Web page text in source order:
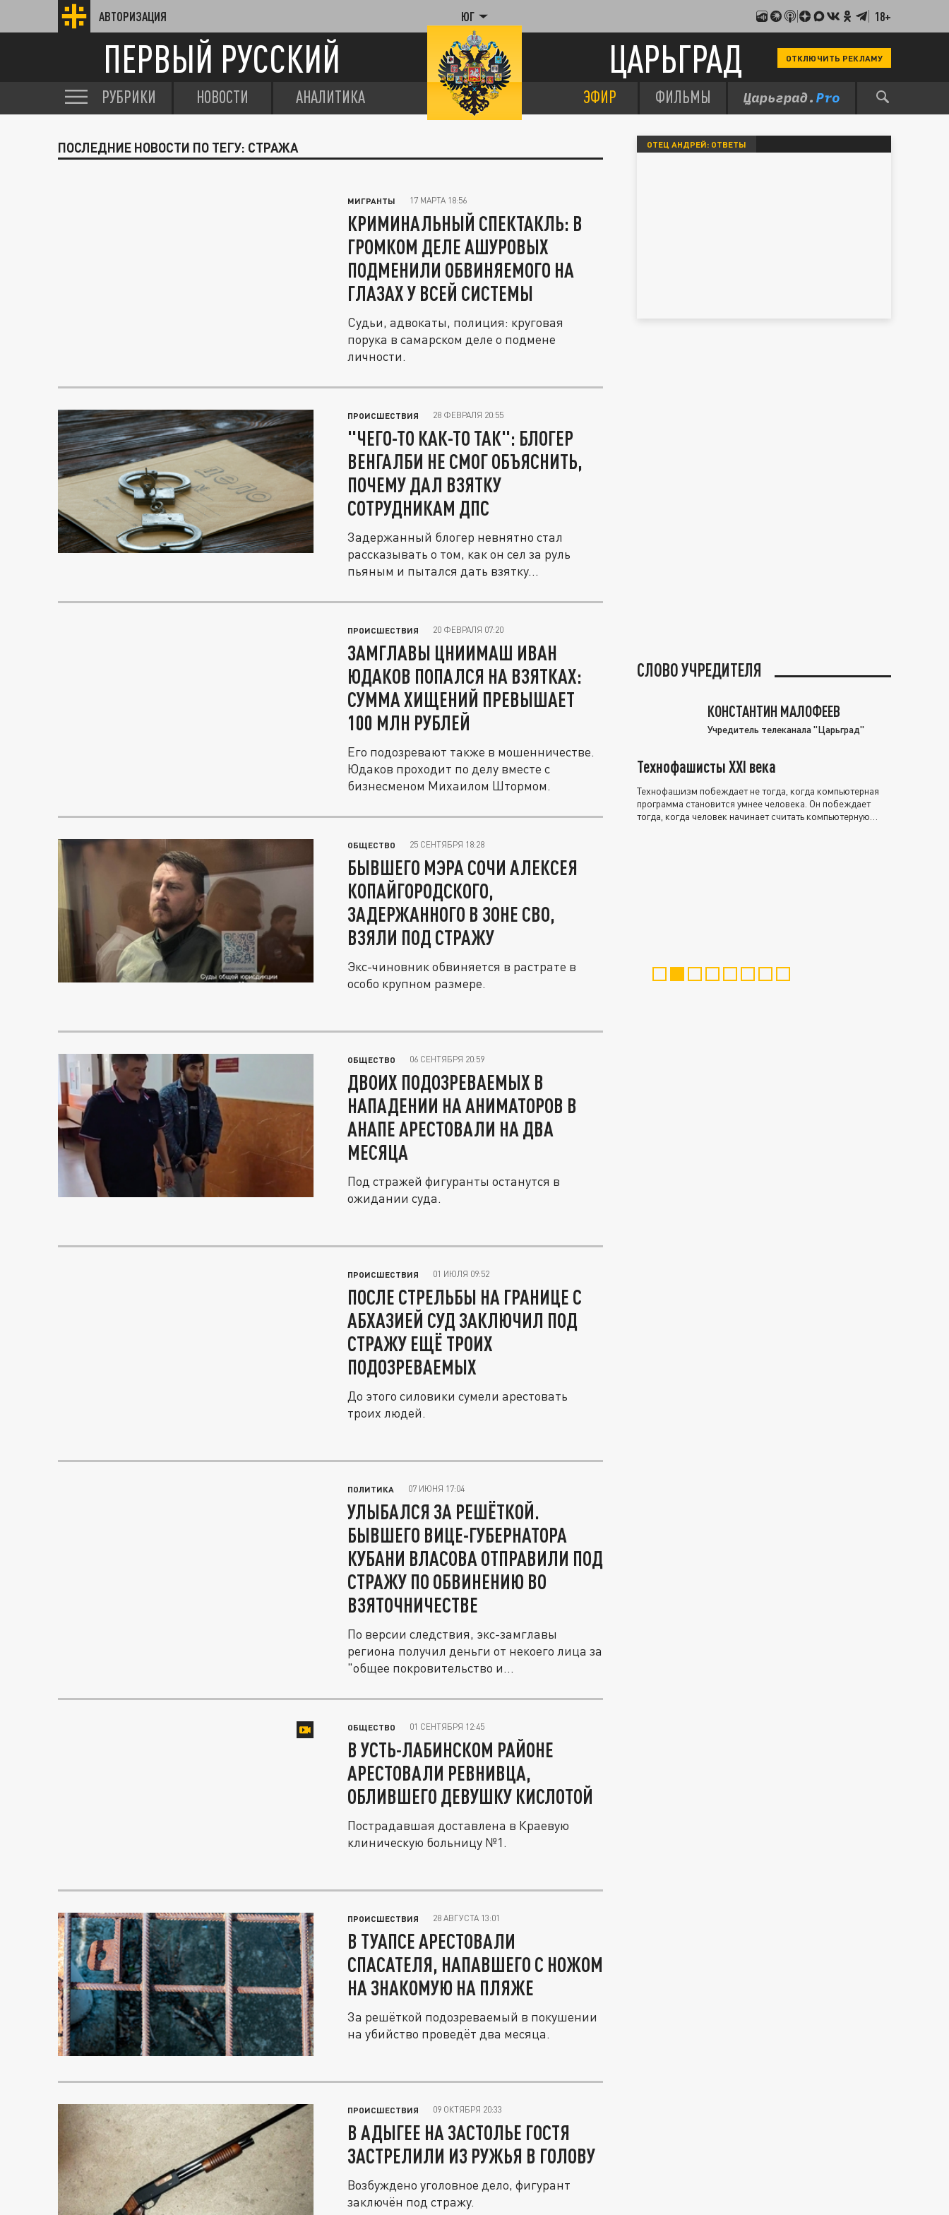
АВТОРИЗАЦИЯ ЮГ 18+
ПЕРВЫЙ РУССКИЙ ЦАРЬГРАД ОТКЛЮЧИТЬ РЕКЛАМУ
РУБРИКИ НОВОСТИ АНАЛИТИКА ЭФИР ФИЛЬМЫ
ПОСЛЕДНИЕ НОВОСТИ ПО ТЕГУ: СТРАЖА
МИГРАНТЫ 17 МАРТА 18:56
КРИМИНАЛЬНЫЙ СПЕКТАКЛЬ: В
ГРОМКОМ ДЕЛЕ АШУРОВЫХ
ПОДМЕНИЛИ ОБВИНЯЕМОГО НА
ГЛАЗАХ У ВСЕЙ СИСТЕМЫ
Судьи, адвокаты, полиция: круговая
порука в самарском деле о подмене
личности.
ПРОИСШЕСТВИЯ 28 ФЕВРАЛЯ 20:55
"ЧЕГО-ТО КАК-ТО ТАК": БЛОГЕР
ВЕНГАЛБИ НЕ СМОГ ОБЪЯСНИТЬ,
ПОЧЕМУ ДАЛ ВЗЯТКУ
СОТРУДНИКАМ ДПС
Задержанный блогер невнятно стал
рассказывать о том, как он сел за руль
пьяным и пытался дать взятку...
ПРОИСШЕСТВИЯ 20 ФЕВРАЛЯ 07:20
ЗАМГЛАВЫ ЦНИИМАШ ИВАН
ЮДАКОВ ПОПАЛСЯ НА ВЗЯТКАХ:
СУММА ХИЩЕНИЙ ПРЕВЫШАЕТ
100 МЛН РУБЛЕЙ
Его подозревают также в мошенничестве.
Юдаков проходит по делу вместе с
бизнесменом Михаилом Штормом.
ОБЩЕСТВО 25 СЕНТЯБРЯ 18:28
БЫВШЕГО МЭРА СОЧИ АЛЕКСЕЯ
КОПАЙГОРОДСКОГО,
ЗАДЕРЖАННОГО В ЗОНЕ СВО,
ВЗЯЛИ ПОД СТРАЖУ
Экс-чиновник обвиняется в растрате в
особо крупном размере.
ОБЩЕСТВО 06 СЕНТЯБРЯ 20:59
ДВОИХ ПОДОЗРЕВАЕМЫХ В
НАПАДЕНИИ НА АНИМАТОРОВ В
АНАПЕ АРЕСТОВАЛИ НА ДВА
МЕСЯЦА
Под стражей фигуранты останутся в
ожидании суда.
ПРОИСШЕСТВИЯ 01 ИЮЛЯ 09:52
ПОСЛЕ СТРЕЛЬБЫ НА ГРАНИЦЕ С
АБХАЗИЕЙ СУД ЗАКЛЮЧИЛ ПОД
СТРАЖУ ЕЩЁ ТРОИХ
ПОДОЗРЕВАЕМЫХ
До этого силовики сумели арестовать
троих людей.
ПОЛИТИКА 07 ИЮНЯ 17:04
УЛЫБАЛСЯ ЗА РЕШЁТКОЙ.
БЫВШЕГО ВИЦЕ-ГУБЕРНАТОРА
КУБАНИ ВЛАСОВА ОТПРАВИЛИ ПОД
СТРАЖУ ПО ОБВИНЕНИЮ ВО
ВЗЯТОЧНИЧЕСТВЕ
По версии следствия, экс-замглавы
региона получил деньги от некоего лица за
"общее покровительство и...
ОБЩЕСТВО 01 СЕНТЯБРЯ 12:45
В УСТЬ-ЛАБИНСКОМ РАЙОНЕ
АРЕСТОВАЛИ РЕВНИВЦА,
ОБЛИВШЕГО ДЕВУШКУ КИСЛОТОЙ
Пострадавшая доставлена в Краевую
клиническую больницу №1.
ПРОИСШЕСТВИЯ 28 АВГУСТА 13:01
В ТУАПСЕ АРЕСТОВАЛИ
СПАСАТЕЛЯ, НАПАВШЕГО С НОЖОМ
НА ЗНАКОМУЮ НА ПЛЯЖЕ
За решёткой подозреваемый в покушении
на убийство проведёт два месяца.
ПРОИСШЕСТВИЯ 09 ОКТЯБРЯ 20:33
В АДЫГЕЕ НА ЗАСТОЛЬЕ ГОСТЯ
ЗАСТРЕЛИЛИ ИЗ РУЖЬЯ В ГОЛОВУ
Возбуждено уголовное дело, фигурант
заключён под стражу.
ОТЕЦ АНДРЕЙ: ОТВЕТЫ
СЛОВО УЧРЕДИТЕЛЯ
КОНСТАНТИН МАЛОФЕЕВ
Учредитель телеканала "Царьград"
Технофашисты XXI века
Технофашизм побеждает не тогда, когда компьютерная
программа становится умнее человека. Он побеждает
тогда, когда человек начинает считать компьютерную